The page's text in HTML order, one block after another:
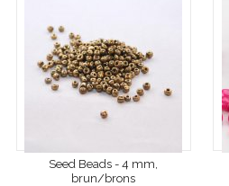
Seed Beads - 4 mm,
brun/brons